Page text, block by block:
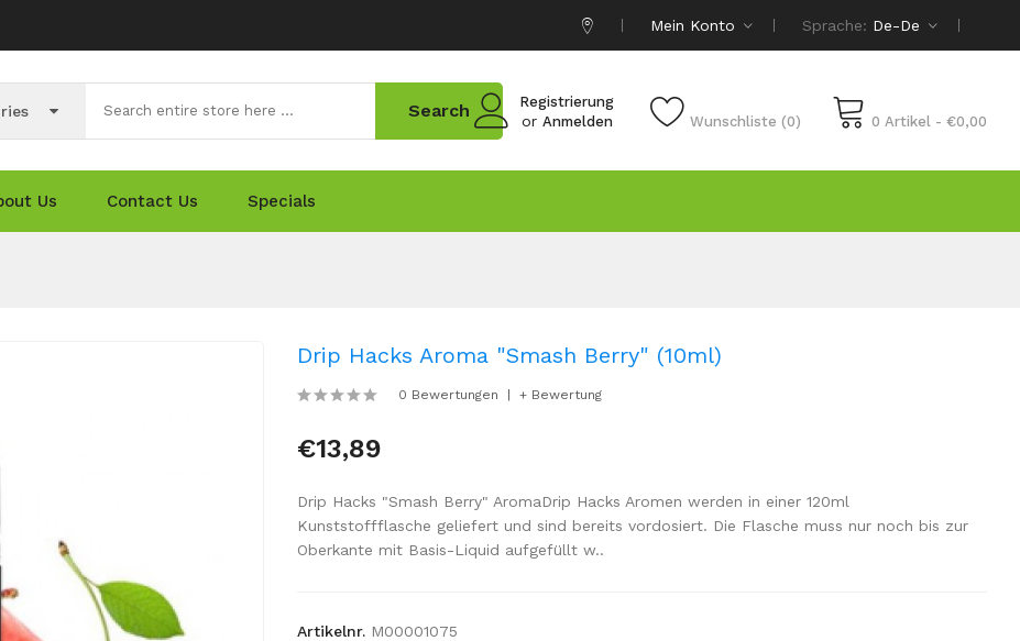
Mein Konto Sprache: De-De
Registrierung
or Anmelden Wunschliste (0) 0 Artikel - €0,00
Search
Us Contact Us Specials
Drip Hacks Aroma "Smash Berry" (10ml)
0 Bewertungen + Bewertung
€13,89
Drip Hacks "Smash Berry" AromaDrip Hacks Aromen werden in einer 120ml
Kunststoffflasche geliefert und sind bereits vordosiert. Die Flasche muss nur noch bis zur
Oberkante mit Basis-Liquid aufgefüllt w..
Artikelnr. M00001075